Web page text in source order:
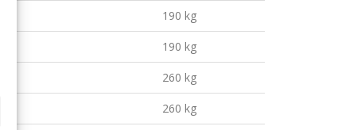
190 kg
190 kg
260 kg
260 kg